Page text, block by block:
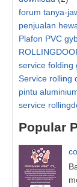
forum tanya-
penjualan
Plafon PVC
service folding
Service rolling
pintu
service
Popular